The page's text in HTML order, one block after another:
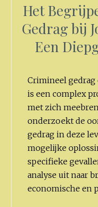
Het
Gedrag bij
Een
Crimineel
is een complex
met zich
onderzoekt de
gedrag in deze
mogelijke
specifieke
analyse uit naar
economische en